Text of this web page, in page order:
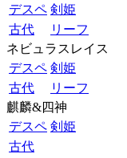
デスペ 剣姫
古代
リーフ
ネビュラスレイス
デスペ 剣姫
古代
リーフ
麒麟&四神
デスペ 剣姫
古代